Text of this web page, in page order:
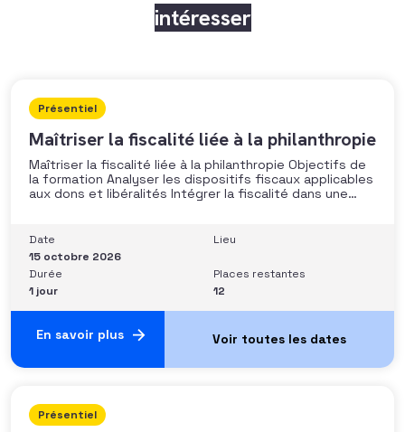
intéresser
Présentiel
Maîtriser la fiscalité liée à la philanthropie
Maîtriser la fiscalité liée à la philanthropie Objectifs de
la formation Analyser les dispositifs fiscaux applicables
aux dons et libéralités Intégrer la fiscalité dans une
situations nécessitant un arbitrage juridique
Compétences et aptitudes Comprendre les régimes
Date
15 octobre 2026
Lieu
Durée
1 jour
Places restantes
12
En savoir plus
Présentiel